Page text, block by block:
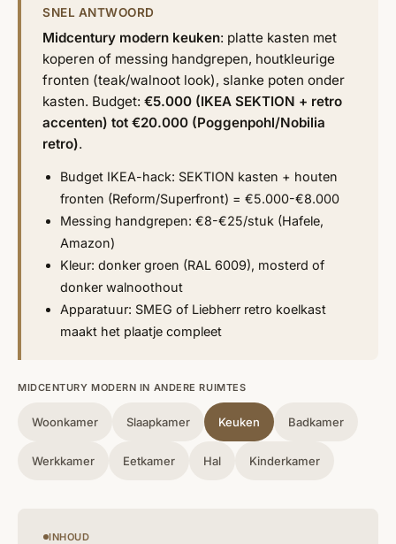
SNEL ANTWOORD
Midcentury modern keuken: platte kasten met
koperen of messing handgrepen, houtkleurige
fronten (teak/walnoot look), slanke poten onder
kasten. Budget: €5.000 (IKEA SEKTION + retro
accenten) tot €20.000 (Poggenpohl/Nobilia
retro).
Budget IKEA-hack: SEKTION kasten + houten
fronten (Reform/Superfront) = €5.000-€8.000
Messing handgrepen: €8-€25/stuk (Hafele,
Amazon)
Kleur: donker groen (RAL 6009), mosterd of
donker walnoothout
Apparatuur: SMEG of Liebherr retro koelkast
maakt het plaatje compleet
MIDCENTURY MODERN IN ANDERE RUIMTES
Woonkamer Slaapkamer Keuken Badkamer
Werkkamer Eetkamer Hal Kinderkamer
INHOUD